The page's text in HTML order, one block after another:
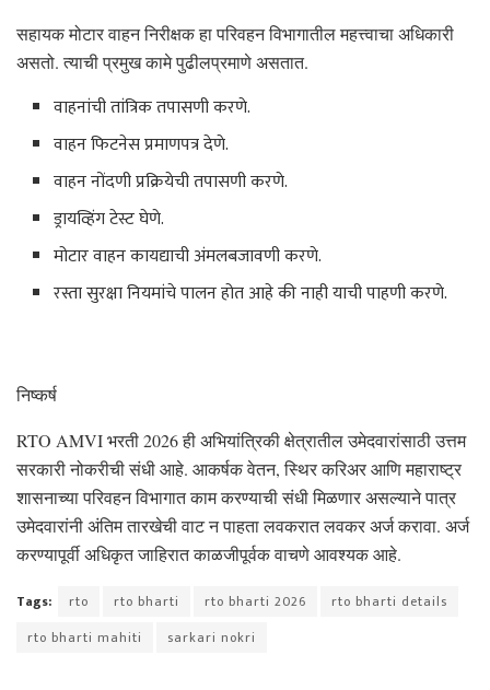
सहायक मोटार वाहन निरीक्षक हा परिवहन विभागातील महत्त्वाचा अधिकारी
असतो. त्याची प्रमुख कामे पुढीलप्रमाणे असतात.
वाहनांची तांत्रिक तपासणी करणे.
वाहन फिटनेस प्रमाणपत्र देणे.
वाहन नोंदणी प्रक्रियेची तपासणी करणे.
ड्रायव्हिंग टेस्ट घेणे.
मोटार वाहन कायद्याची अंमलबजावणी करणे.
रस्ता सुरक्षा नियमांचे पालन होत आहे की नाही याची पाहणी करणे.
निष्कर्ष
RTO AMVI भरती 2026 ही अभियांत्रिकी क्षेत्रातील उमेदवारांसाठी उत्तम
सरकारी नोकरीची संधी आहे. आकर्षक वेतन, स्थिर करिअर आणि महाराष्ट्र
शासनाच्या परिवहन विभागात काम करण्याची संधी मिळणार असल्याने पात्र
उमेदवारांनी अंतिम तारखेची वाट न पाहता लवकरात लवकर अर्ज करावा. अर्ज
करण्यापूर्वी अधिकृत जाहिरात काळजीपूर्वक वाचणे आवश्यक आहे.
Tags: rto rto bharti rto bharti 2026
rto bharti details
rto bharti mahiti
sarkari nokri